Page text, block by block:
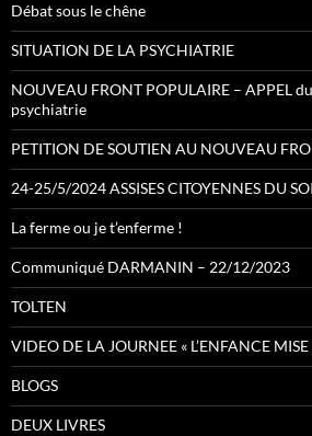
Débat sous le chêne
SITUATION DE LA PSYCHIATRIE
NOUVEAU FRONT POPULAIRE – APPEL
psychiatrie
PETITION DE SOUTIEN AU NOUVEAU
24-25/5/2024 ASSISES CITOYENNES DU
La ferme ou je t’enferme !
Communiqué DARMANIN – 22/12/2023
TOLTEN
VIDEO DE LA JOURNEE « L’ENFANCE
BLOGS
DEUX LIVRES